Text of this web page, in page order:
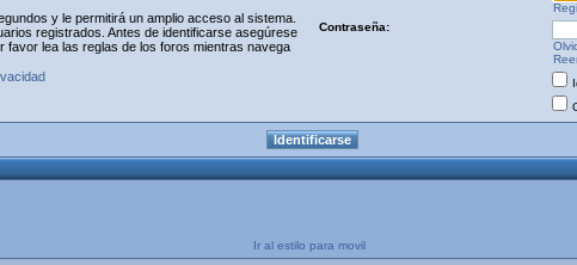
y le permitirá un amplio acceso al sistema.
registrados. Antes de identificarse asegúrese
lea las reglas de los foros mientras navega
Contraseña:
Ir al estilo para movil